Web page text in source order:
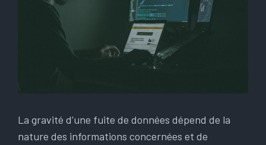
La gravité d’une fuite de données dépend de la
nature des informations concernées et de